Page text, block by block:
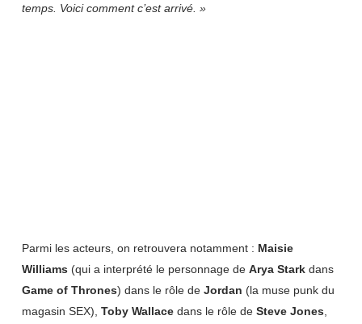
temps. Voici comment c’est arrivé. »
Parmi les acteurs, on retrouvera notamment : Maisie
Williams (qui a interprété le personnage de Arya Starkdans
Game of Thrones) dans le rôle de Jordan (la muse punk du
magasin SEX), Toby Wallacedans le rôle de Steve Jones